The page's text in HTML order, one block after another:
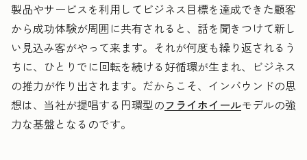
製品やサービスを利用してビジネス目標を達成できた顧客
から成功体験が周囲に共有されると、話を聞きつけて新し
い見込み客がやって来ます。それが何度も繰り返されるう
ちに、ひとりでに回転を続ける好循環が生まれ、ビジネス
の推力が作り出されます。だからこそ、インバウンドの思
想は、当社が提唱する円環型のフライホイールモデルの強
力な基盤となるのです。